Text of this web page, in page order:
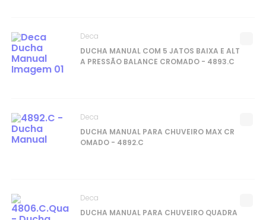
DUCHA MANUAL COM 5 JATOS BAIXA E ALT
A PRESSÃO BALANCE CROMADO - 4893.C
Deca
DUCHA MANUAL PARA CHUVEIRO MAX CR
OMADO - 4892.C
Deca
DUCHA MANUAL PARA CHUVEIRO QUADRA
Deca